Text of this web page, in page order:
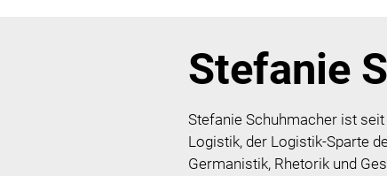
Stefanie
Stefanie Schuhmacher ist
Logistik, der Logistik-Sparte
Germanistik, Rhetorik und